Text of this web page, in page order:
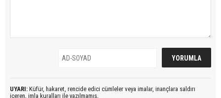
UYARI: Küfür, hakaret, rencide edici cümleler veya imalar, inançlara saldırı
içeren, imla kuralları ile yazılmamış,